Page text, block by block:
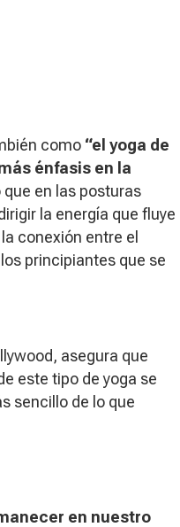
como “el yoga de
énfasis en la
que en las posturas
la energía que fluye
conexión entre el
principiantes que se
asegura que
este tipo de yoga se
sencillo de lo que
en nuestro